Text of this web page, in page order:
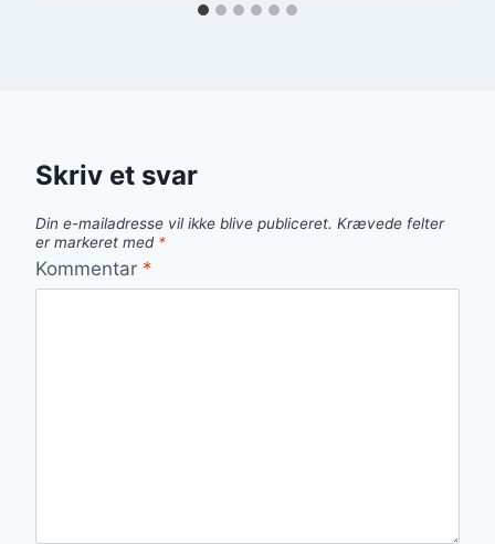
Skriv et svar
Din e-mailadresse vil ikke blive publiceret. Krævede felter
er markeret med *
Kommentar *